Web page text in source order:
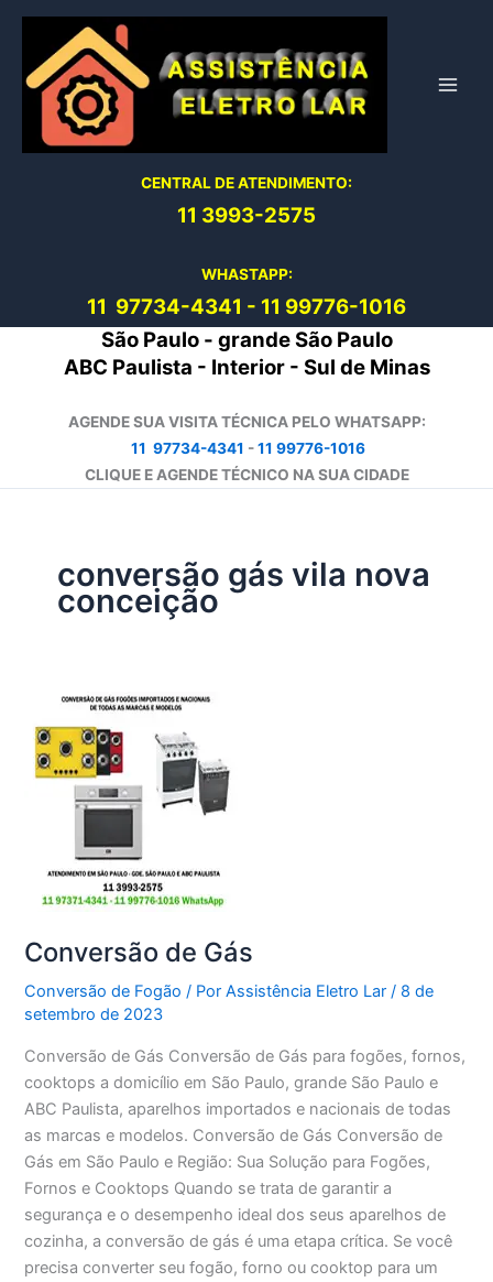
conteúdo
CENTRAL DE ATENDIMENTO:
11 3993-2575
WHASTAPP:
11 97734-4341 - 11 99776-1016
São Paulo - grande São Paulo
ABC Paulista - Interior - Sul de Minas
AGENDE SUA VISITA TÉCNICA PELO WHATSAPP:
11 97734-4341 -11 99776-1016
CLIQUE E AGENDE TÉCNICO NA SUA CIDADE
conversão gás vila nova
conceição
Conversão de Gás
Conversão de Fogão / PorAssistência Eletro Lar/ 8 de
setembro de 2023
Conversão de Gás Conversão de Gás para fogões, fornos,
cooktops a domicílio em São Paulo, grande São Paulo e
ABC Paulista, aparelhos importados e nacionais de todas
as marcas e modelos. Conversão de Gás Conversão de
Gás em São Paulo e Região: Sua Solução para Fogões,
Fornos e Cooktops Quando se trata de garantir a
segurança e o desempenho ideal dos seus aparelhos de
cozinha, a conversão de gás é uma etapa crítica. Se você
precisa converter seu fogão, forno ou cooktop para um